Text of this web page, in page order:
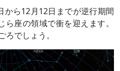
から12月12日までが逆行期間
座の領域で衝を迎えます。
でしょう。